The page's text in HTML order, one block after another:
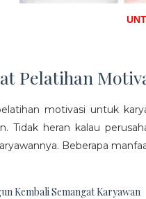
Pelatihan
motivasi untuk
Tidak heran kalau
Beberapa
Kembali Semangat Karyawan